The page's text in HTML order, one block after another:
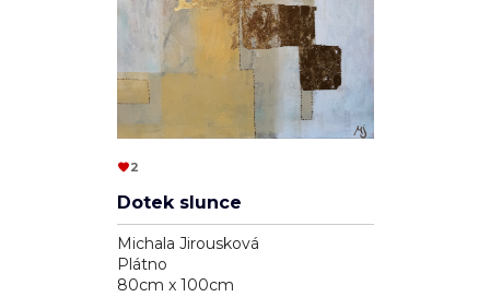
2
Dotek slunce
Michala Jirousková
Plátno
80cm x 100cm